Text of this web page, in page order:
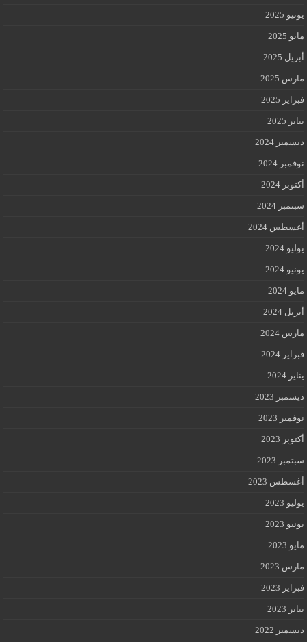
يونيو 2025
مايو 2025
أبريل 2025
مارس 2025
فبراير 2025
يناير 2025
ديسمبر 2024
نوفمبر 2024
أكتوبر 2024
سبتمبر 2024
أغسطس 2024
يوليو 2024
يونيو 2024
مايو 2024
أبريل 2024
مارس 2024
فبراير 2024
يناير 2024
ديسمبر 2023
نوفمبر 2023
أكتوبر 2023
سبتمبر 2023
أغسطس 2023
يوليو 2023
يونيو 2023
مايو 2023
مارس 2023
فبراير 2023
يناير 2023
ديسمبر 2022